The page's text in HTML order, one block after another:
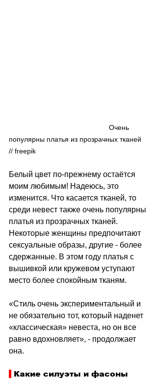
популярны платья из прозрачных тканей
// freepik
Белый цвет по-прежнему остаётся
моим любимым! Надеюсь, это
изменится. Что касается тканей, то
среди невест также очень популярны
платья из прозрачных тканей.
Некоторые женщины предпочитают
сексуальные образы, другие - более
сдержанные. В этом году платья с
вышивкой или кружевом уступают
место более спокойным тканям.
«Стиль очень экспериментальный и
не обязательно тот, который наденет
«классическая» невеста, но он все
равно вдохновляет», - продолжает
она.
Какие силуэты и фасоны